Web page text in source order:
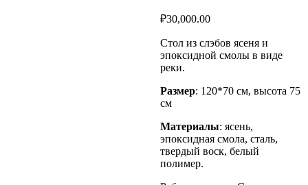
₽30,000.00
Стол из слэбов ясеня и
эпоксидной смолы в виде
реки.
Размер: 120*70 см, высота 75
см
Материалы: ясень,
эпоксидная смола, сталь,
твердый воск, белый
полимер.